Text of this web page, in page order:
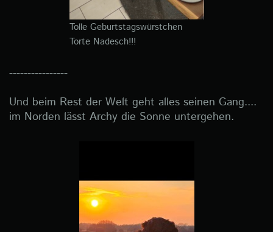
Tolle Geburtstagswürstchen
Torte Nadesch!!!
----------------
Und beim Rest der Welt geht alles seinen Gang....
im Norden lässt Archy die Sonne untergehen.